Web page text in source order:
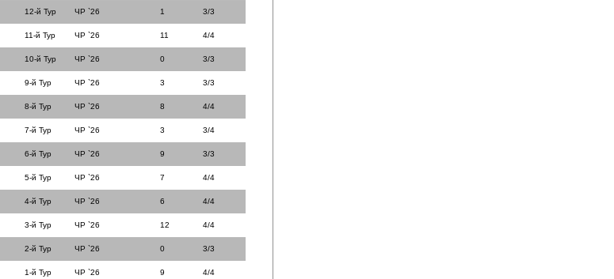
12-й Тур ЧР `26 1 3/3
11-й Тур ЧР `26 11 4/4
10-й Тур ЧР `26 0 3/3
9-й Тур ЧР `26 3 3/3
8-й Тур ЧР `26 8 4/4
7-й Тур ЧР `26 3 3/4
6-й Тур ЧР `26 9 3/3
5-й Тур ЧР `26 7 4/4
4-й Тур ЧР `26 6 4/4
3-й Тур ЧР `26 12 4/4
2-й Тур ЧР `26 0 3/3
1-й Тур ЧР `26 9 4/4